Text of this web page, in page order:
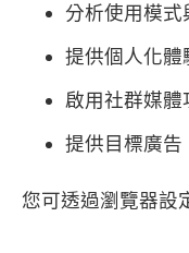
分析使用模式
提供個人化體
啟用社群媒體
提供目標廣告
您可透過瀏覽器設